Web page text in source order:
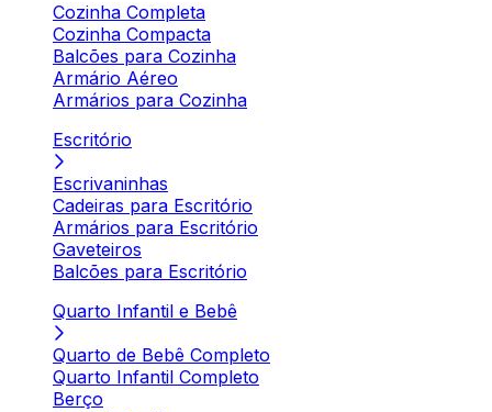
Cozinha Completa
Cozinha Compacta
Balcões para Cozinha
Armário Aéreo
Armários para Cozinha
Escritório
Escrivaninhas
Cadeiras para Escritório
Armários para Escritório
Gaveteiros
Balcões para Escritório
Quarto Infantil e Bebê
Quarto de Bebê Completo
Quarto Infantil Completo
Berço